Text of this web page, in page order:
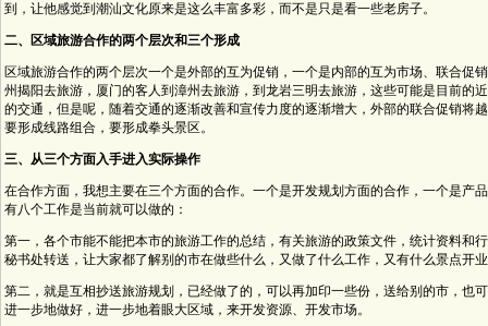
到，让他感觉到潮汕文化原来是这么丰富多彩，而不是只是看一些老房子。
二、区域旅游合作的两个层次和三个形成
区域旅游合作的两个层次一个是外部的互为促销，一个是内部的互为市场、联合促
州揭阳去旅游，厦门的客人到漳州去旅游，到龙岩三明去旅游，这些可能是目前的
的交通，但是呢，随着交通的逐渐改善和宣传力度的逐渐增大，外部的联合促销将
要形成线路组合，要形成拳头景区。
三、从三个方面入手进入实际操作
在合作方面，我想主要在三个方面的合作。一个是开发规划方面的合作，一个是产
有八个工作是当前就可以做的：
第一，各个市能不能把本市的旅游工作的总结，有关旅游的政策文件，统计资料和
秘书处转送，让大家都了解别的市在做些什么，又做了什么工作，又有什么景点开
第二，就是互相抄送旅游规划，已经做了的，可以再加印一些份，送给别的市，也
进一步地做好，进一步地着眼大区域，来开发资源、开发市场。